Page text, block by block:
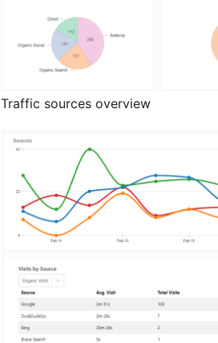
Traffic sources overview